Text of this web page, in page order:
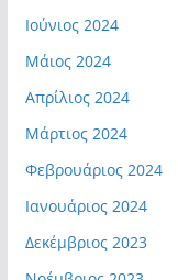
Ιούνιος 2024
Μάιος 2024
Απρίλιος 2024
Μάρτιος 2024
Φεβρουάριος 2024
Ιανουάριος 2024
Δεκέμβριος 2023